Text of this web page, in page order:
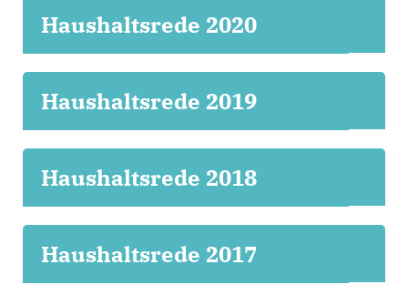
Haushaltsrede 2020
Haushaltsrede 2019
Haushaltsrede 2018
Haushaltsrede 2017